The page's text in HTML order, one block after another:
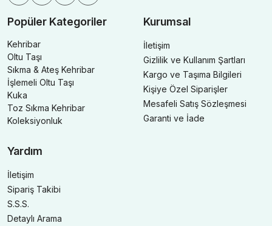
Popüler Kategoriler
Kehribar
Oltu Taşı
Sıkma & Ateş Kehribar
İşlemeli Oltu Taşı
Kuka
Toz Sıkma Kehribar
Koleksiyonluk
Kurumsal
İletişim
Gizlilik ve Kullanım Şartları
Kargo ve Taşıma Bilgileri
Kişiye Özel Siparişler
Mesafeli Satış Sözleşmesi
Garanti ve İade
Yardım
İletişim
Sipariş Takibi
S.S.S.
Detaylı Arama